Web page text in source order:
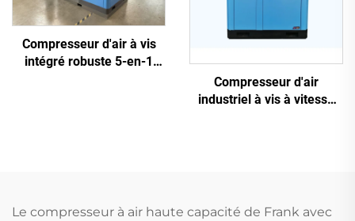
Compresseur d'air à vis
intégré robuste 5-en-1
Compresseur d'air
industriel à vis à vitesse
Le compresseur à air haute capacité de Frank avec